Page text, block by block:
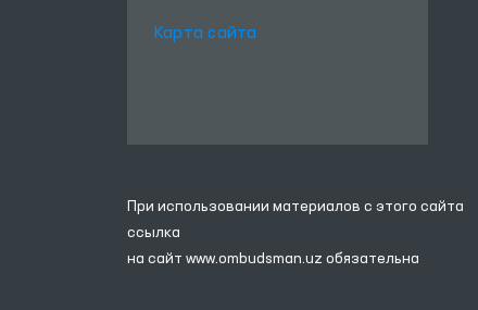
Карта сайта
При использовании материалов с этого сайта
ссылка
на сайт www.ombudsman.uz обязательна